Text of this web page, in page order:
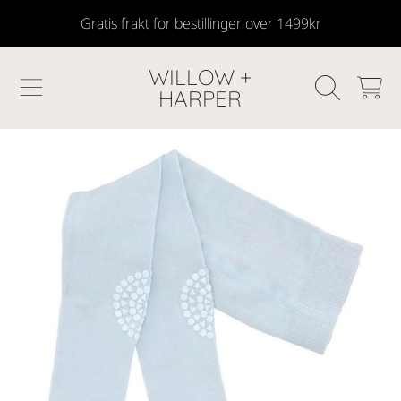
SKIP TO CONTENT
Gratis frakt for bestillinger over 1499kr
WILLOW +
HARPER
GÅ TIL PRODUKTINFORMASJON